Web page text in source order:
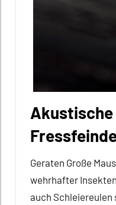
Akustische
Geraten Große
wehrhafter
auch Schleiereulen